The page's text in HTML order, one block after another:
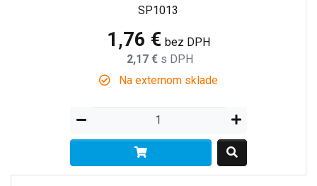
SP1013
1,76 € bez DPH
2,17 € s DPH
Na externom sklade